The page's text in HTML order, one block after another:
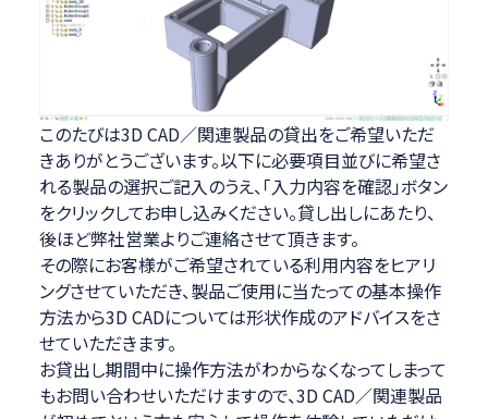
このたびは3D CAD／関連製品の貸出をご希望いただ
きありがとうございます。以下に必要項目並びに希望さ
れる製品の選択ご記入のうえ、「入力内容を確認」ボタン
をクリックしてお申し込みください。貸し出しにあたり、
後ほど弊社営業よりご連絡させて頂きます。
その際にお客様がご希望されている利用内容をヒアリ
ングさせていただき、製品ご使用に当たっての基本操作
方法から3D CADについては形状作成のアドバイスをさ
せていただきます。
お貸出し期間中に操作方法がわからなくなってしまって
もお問い合わせいただけますので、3D CAD／関連製品